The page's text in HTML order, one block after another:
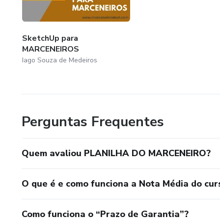
SketchUp para
MARCENEIROS
Iago Souza de Medeiros
Perguntas Frequentes
Quem avaliou PLANILHA DO MARCENEIRO?
O que é e como funciona a Nota Média do
Como funciona o “Prazo de Garantia”?